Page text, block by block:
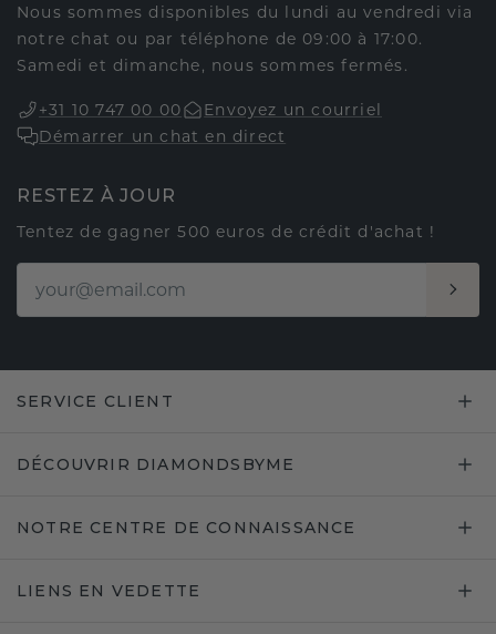
Nous sommes disponibles du lundi au vendredi via
notre chat ou par téléphone de 09:00 à 17:00.
Samedi et dimanche, nous sommes fermés.
+31 10 747 00 00
Envoyez un courriel
Démarrer un chat en direct
RESTEZ À JOUR
Tentez de gagner 500 euros de crédit d'achat !
SERVICE CLIENT
DÉCOUVRIR DIAMONDSBYME
NOTRE CENTRE DE CONNAISSANCE
LIENS EN VEDETTE